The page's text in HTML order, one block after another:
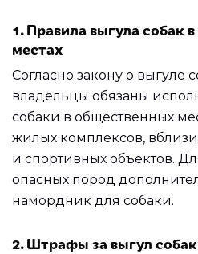
1. Правила выгула собак
местах
Согласно закону о выгуле
владельцы обязаны
собаки в общественных
жилых комплексов,
и спортивных объектов.
опасных пород
намордник для собаки.
2. Штрафы за выгул